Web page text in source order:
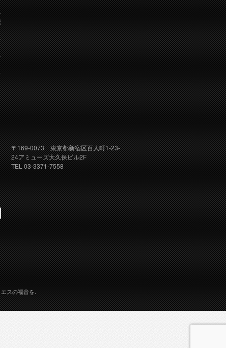
〒169-0073 東京都新宿区百人町1-23-
24アミューズ大久保ビル2F
TEL 03-3371-7558
スの福音を.